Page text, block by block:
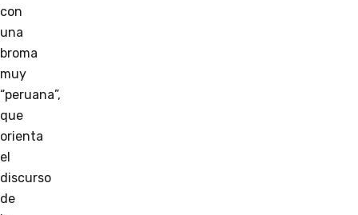
con
una
broma
muy
“peruana”,
que
orienta
el
discurso
de